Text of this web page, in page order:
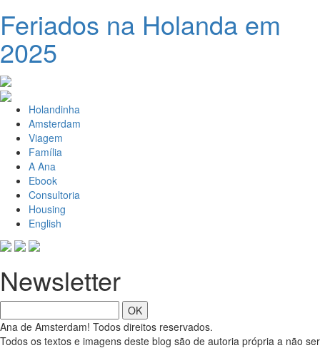
Feriados na Holanda em
2025
Holandinha
Amsterdam
Viagem
Família
A Ana
Ebook
Consultoria
Housing
English
Newsletter
OK
Ana de Amsterdam! Todos direitos reservados.
Todos os textos e imagens deste blog são de autoria própria a não ser